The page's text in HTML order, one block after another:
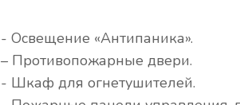
- Освещение «Антипаника».
– Противопожарные двери.
- Шкаф для огнетушителей.